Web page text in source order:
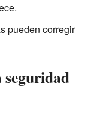
pueden corregir